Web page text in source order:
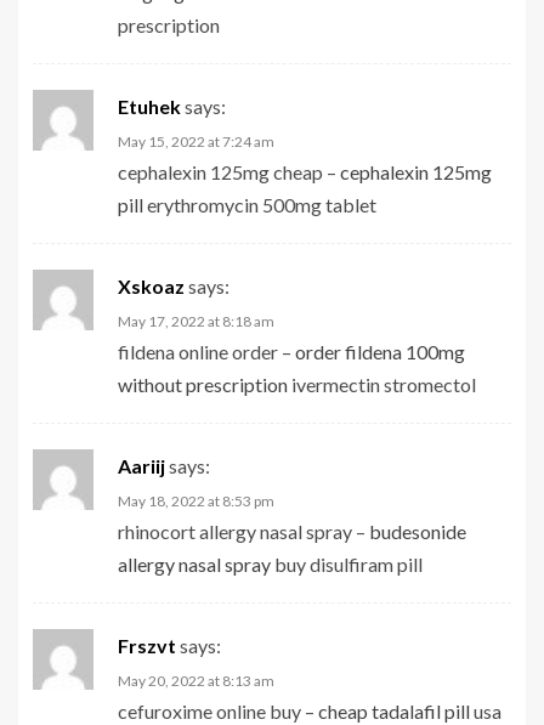
prescription
Etuheksays:
May 15, 2022 at 7:24 am
cephalexin 125mg cheap – cephalexin 125mg
pillerythromycin 500mg tablet
Xskoaz says:
May 17, 2022 at 8:18 am
fildena online order – order fildena 100mg
without prescription ivermectin stromectol
Aariijsays:
May 18, 2022 at 8:53 pm
rhinocort allergy nasal spray – budesonide
allergy nasal spray buy disulfiram pill
Frszvt says:
May 20, 2022 at 8:13 am
cefuroxime online buy – cheap tadalafil pillusa